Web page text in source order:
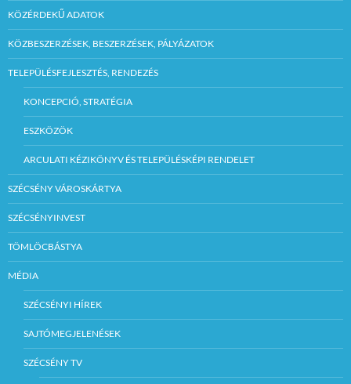
KÖZÉRDEKŰ ADATOK
KÖZBESZERZÉSEK, BESZERZÉSEK, PÁLYÁZATOK
TELEPÜLÉSFEJLESZTÉS, RENDEZÉS
KONCEPCIÓ, STRATÉGIA
ESZKÖZÖK
ARCULATI KÉZIKÖNYV ÉS TELEPÜLÉSKÉPI RENDELET
SZÉCSÉNY VÁROSKÁRTYA
SZÉCSÉNYINVEST
TÖMLÖCBÁSTYA
MÉDIA
SZÉCSÉNYI HÍREK
SAJTÓMEGJELENÉSEK
SZÉCSÉNY TV